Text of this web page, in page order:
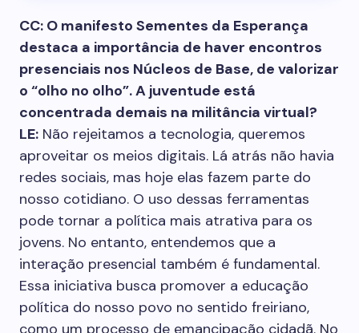
CC: O manifesto Sementes da ­Esperança
destaca a importância de haver encontros
presenciais nos Núcleos de Base, de valorizar
o “olho no olho”. A juventude está
concentrada demais na militância virtual?
LE: Não rejeitamos a tecnologia, queremos
aproveitar os meios digitais. Lá atrás não havia
redes sociais, mas hoje elas fazem parte do
nosso cotidiano. O uso dessas ferramentas
pode tornar a política mais atrativa para os
jovens. No entanto, entendemos que a
interação presencial também é fundamental.
Essa iniciativa busca promover a educação
política do nosso povo no sentido freiriano,
como um processo de emancipação cidadã. No